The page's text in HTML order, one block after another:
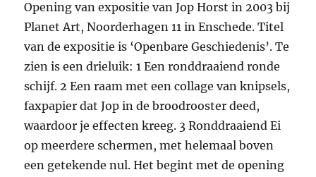
Opening van expositie van Jop Horst in 2003 bij
Planet Art, Noorderhagen 11 in Enschede. Titel
van de expositie is ‘Openbare Geschiedenis’. Te
zien is een drieluik: 1 Een ronddraaiend ronde
schijf. 2 Een raam met een collage van knipsels,
faxpapier dat Jop in de broodrooster deed,
waardoor je effecten kreeg. 3 Ronddraaiend Ei
op meerdere schermen, met helemaal boven
een getekende nul. Het begint met de opening